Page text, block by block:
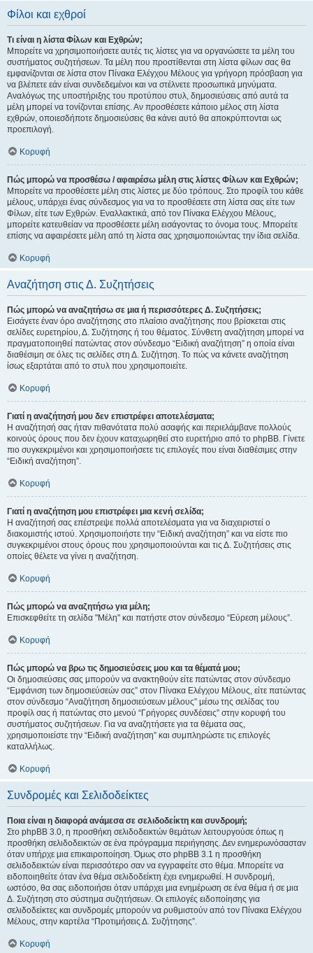
Φίλοι και εχθροί
Τι είναι η λίστα Φίλων και Εχθρών;
Μπορείτε να χρησιμοποιήσετε αυτές τις λίστες για να οργανώσετε τα μέλη του
συστήματος συζητήσεων. Τα μέλη που προστίθενται στη λίστα φίλων σας θα
εμφανίζονται σε λίστα στον Πίνακα Ελέγχου Μέλους για γρήγορη πρόσβαση για
να βλέπετε εάν είναι συνδεδεμένοι και να στέλνετε προσωπικά μηνύματα.
Αναλόγως της υποστήριξης του προτύπου στυλ, δημοσιεύσεις από αυτά τα
μέλη μπορεί να τονίζονται επίσης. Αν προσθέσετε κάποιο μέλος στη λίστα
εχθρών, οποιεσδήποτε δημοσιεύσεις θα κάνει αυτό θα αποκρύπτονται ως
προεπιλογή.
Κορυφή
Πώς μπορώ να προσθέσω / αφαιρέσω μέλη στις λίστες Φίλων και Εχθρών;
Μπορείτε να προσθέσετε μέλη στις λίστες με δύο τρόπους. Στο προφίλ του κάθε
μέλους, υπάρχει ένας σύνδεσμος για να το προσθέσετε στη λίστα σας είτε των
Φίλων, είτε των Εχθρών. Εναλλακτικά, από τον Πίνακα Ελέγχου Μέλους,
μπορείτε κατευθείαν να προσθέσετε μέλη εισάγοντας το όνομα τους. Μπορείτε
επίσης να αφαιρέσετε μέλη από τη λίστα σας χρησιμοποιώντας την ίδια σελίδα.
Κορυφή
Αναζήτηση στις Δ. Συζητήσεις
Πώς μπορώ να αναζητήσω σε μια ή περισσότερες Δ. Συζητήσεις;
Εισάγετε έναν όρο αναζήτησης στο πλαίσιο αναζήτησης που βρίσκεται στις
σελίδες ευρετηρίου, Δ. Συζήτησης ή του θέματος. Σύνθετη αναζήτηση μπορεί να
πραγματοποιηθεί πατώντας στον σύνδεσμο “Ειδική αναζήτηση” η οποία είναι
διαθέσιμη σε όλες τις σελίδες στη Δ. Συζήτηση. Το πώς να κάνετε αναζήτηση
ίσως εξαρτάται από το στυλ που χρησιμοποιείτε.
Κορυφή
Γιατί η αναζήτησή μου δεν επιστρέφει αποτελέσματα;
Η αναζήτησή σας ήταν πιθανότατα πολύ ασαφής και περιελάμβανε πολλούς
κοινούς όρους που δεν έχουν καταχωρηθεί στο ευρετήριο από το phpBB. Γίνετε
πιο συγκεκριμένοι και χρησιμοποιήσετε τις επιλογές που είναι διαθέσιμες στην
“Ειδική αναζήτηση”.
Κορυφή
Γιατί η αναζήτηση μου επιστρέφει μια κενή σελίδα;
Η αναζήτησή σας επέστρεψε πολλά αποτελέσματα για να διαχειριστεί ο
διακομιστής ιστού. Χρησιμοποιήστε την “Ειδική αναζήτηση” και να είστε πιο
συγκεκριμένοι στους όρους που χρησιμοποιούνται και τις Δ. Συζητήσεις στις
οποίες θέλετε να γίνει η αναζήτηση.
Κορυφή
Πώς μπορώ να αναζητήσω για μέλη;
Επισκεφθείτε τη σελίδα "Μέλη" και πατήστε στον σύνδεσμο “Εύρεση μέλους”.
Κορυφή
Πώς μπορώ να βρω τις δημοσιεύσεις μου και τα θέματά μου;
Οι δημοσιεύσεις σας μπορούν να ανακτηθούν είτε πατώντας στον σύνδεσμο
“Εμφάνιση των δημοσιεύσεών σας” στον Πίνακα Ελέγχου Μέλους, είτε πατώντας
στον σύνδεσμο “Αναζήτηση δημοσιεύσεων μέλους” μέσω της σελίδας του
προφίλ σας ή πατώντας στο μενού “Γρήγορες συνδέσεις” στην κορυφή του
συστήματος συζητήσεων. Για να αναζητήσετε για τα θέματα σας,
χρησιμοποιείστε την “Ειδική αναζήτηση” και συμπληρώστε τις επιλογές
καταλλήλως.
Κορυφή
Συνδρομές και Σελιδοδείκτες
Ποια είναι η διαφορά ανάμεσα σε σελιδοδείκτη και συνδρομή;
Στο phpBB 3.0, η προσθήκη σελιδοδεικτών θεμάτων λειτουργούσε όπως η
προσθήκη σελιδοδεικτών σε ένα πρόγραμμα περιήγησης. Δεν ενημερωνόσασταν
όταν υπήρχε μια επικαιροποίηση. Όμως στο phpBB 3.1 η προσθήκη
σελιδοδεικτών είναι περισσότερο σαν να εγγραφείτε στο θέμα. Μπορείτε να
ειδοποιηθείτε όταν ένα θέμα σελιδοδείκτη έχει ενημερωθεί. Η συνδρομή,
ωστόσο, θα σας ειδοποιήσει όταν υπάρχει μια ενημέρωση σε ένα θέμα ή σε μια
Δ. Συζήτηση στο σύστημα συζητήσεων. Οι επιλογές ειδοποίησης για
σελιδοδείκτες και συνδρομές μπορούν να ρυθμιστούν από τον Πίνακα Ελέγχου
Μέλους, στην καρτέλα “Προτιμήσεις Δ. Συζήτησης”.
Κορυφή